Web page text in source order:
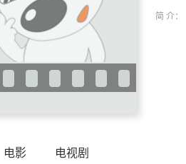
简 介：
电影 电视剧